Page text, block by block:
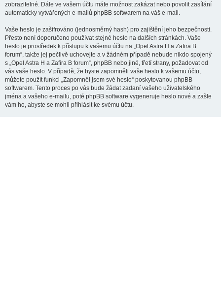
zobrazitelné. Dále ve vašem účtu máte možnost zakázat nebo povolit zasílání
automaticky vytvářených e-mailů phpBB softwarem na váš e-mail.
Vaše heslo je zašifrováno (jednosměrný hash) pro zajištění jeho bezpečnosti.
Přesto není doporučeno používat stejné heslo na dalších stránkách. Vaše
heslo je prostředek k přístupu k vašemu účtu na „Opel Astra H a Zafira B
forum“, takže jej pečlivě uchovejte a v žádném případě nebude nikdo spojený
s „Opel Astra H a Zafira B forum“, phpBB nebo jiné, třetí strany, požadovat od
vás vaše heslo. V případě, že byste zapomněli vaše heslo k vašemu účtu,
můžete použít funkci „Zapomněl jsem své heslo“ poskytovanou phpBB
softwarem. Tento proces po vás bude žádat zadaní vašeho uživatelského
jména a vašeho e-mailu, poté phpBB software vygeneruje heslo nové a zašle
vám ho, abyste se mohli přihlásit ke svému účtu.